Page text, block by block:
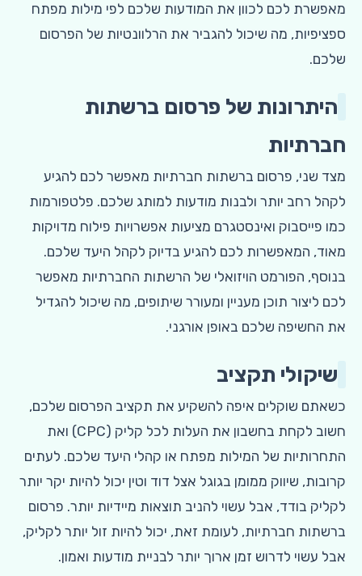
מאפשרת לכם לכוון את המודעות שלכם לפי מילות מפתח
ספציפיות, מה שיכול להגביר את הרלוונטיות של הפרסום
שלכם.
היתרונות של פרסום ברשתות
חברתיות
מצד שני, פרסום ברשתות חברתיות מאפשר לכם להגיע
לקהל רחב יותר ולבנות מודעות למותג שלכם. פלטפורמות
כמו פייסבוק ואינסטגרם מציעות אפשרויות פילוח מדויקות
מאוד, המאפשרות לכם להגיע בדיוק לקהל היעד שלכם.
בנוסף, הפורמט הויזואלי של הרשתות החברתיות מאפשר
לכם ליצור תוכן מעניין ומעורר שיתופים, מה שיכול להגדיל
את החשיפה שלכם באופן אורגני.
שיקולי תקציב
כשאתם שוקלים איפה להשקיע את תקציב הפרסום שלכם,
חשוב לקחת בחשבון את העלות לכל קליק (CPC) ואת
התחרותיות של המילות מפתח או קהלי היעד שלכם. לעתים
קרובות, שיווק ממומן בגוגל אצל דוד וטין יכול להיות יקר יותר
לקליק בודד, אבל עשוי להניב תוצאות מיידיות יותר. פרסום
ברשתות חברתיות, לעומת זאת, יכול להיות זול יותר לקליק,
אבל עשוי לדרוש זמן ארוך יותר לבניית מודעות ואמון.